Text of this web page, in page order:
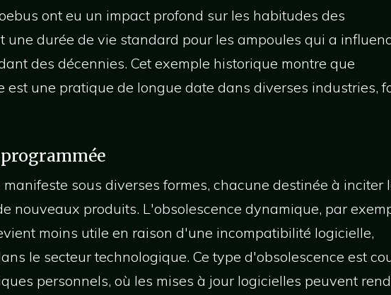
ont eu un impact profond sur les habitudes des
une durée de vie standard pour les ampoules qui a
des décennies. Cet exemple historique montre que
est une pratique de longue date dans diverses industries,
sous diverses formes, chacune destinée à inciter
nouveaux produits. L'obsolescence dynamique, par
moins utile en raison d'une incompatibilité logicielle,
le secteur technologique. Ce type d'obsolescence est
personnels, où les mises à jour logicielles peuvent